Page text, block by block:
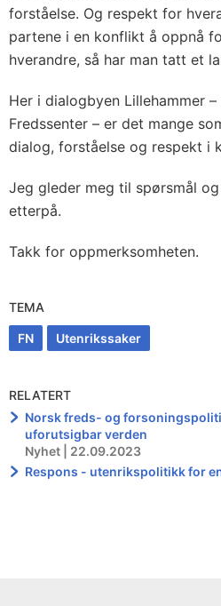
forståelse. Og respekt for
partene i en konflikt å oppnå
hverandre, så har man tatt et
Her i dialogbyen Lillehammer
Fredssenter – er det mange
dialog, forståelse og respekt i
Jeg gleder meg til spørsmål
etterpå.
Takk for oppmerksomheten.
TEMA
FN Utenrikssaker
RELATERT
Norsk freds- og
uforutsigbar verden
Nyhet | 22.09.2023
Respons - utenrikspolitikk for